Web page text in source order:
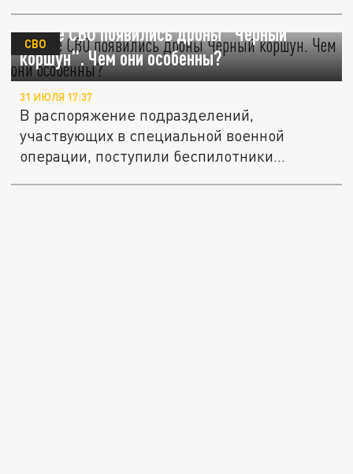
В зоне СВО появились дроны "Чёрный
коршун". Чем они особенны?
СВО
31 ИЮЛЯ 17:37
В распоряжение подразделений,
участвующих в специальной военной
операции, поступили беспилотники